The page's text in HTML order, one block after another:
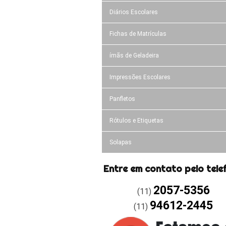
Diários Escolares
Fichas de Matrículas
ímãs de Geladeira
Impressões Escolares
Panfletos
Rótulos e Etiquetas
Solapas
Entre em contato pelo
(11) 2057-5356
(11) 94612-2445